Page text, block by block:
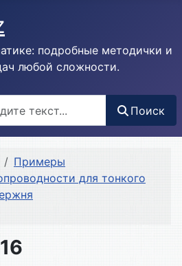
подробные методички и
любой сложности.
Поиск
Примеры
для тонкого